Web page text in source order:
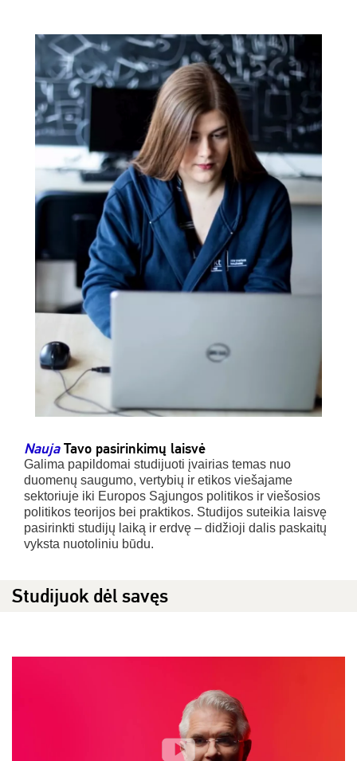
NaujaTavo pasirinkimų laisvė
Galima papildomai studijuoti įvairias temas nuo
duomenų saugumo, vertybių ir etikos viešajame
sektoriuje iki Europos Sąjungos politikos ir viešosios
politikos teorijos bei praktikos. Studijos suteikia laisvę
pasirinkti studijų laiką ir erdvę – didžioji dalis paskaitų
vyksta nuotoliniu būdu.
Studijuok dėl savęs